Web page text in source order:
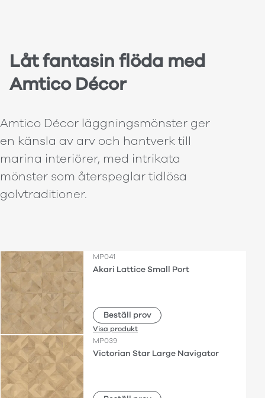
Låt fantasin flöda med
Amtico Décor
Amtico Décor läggningsmönster ger
en känsla av arv och hantverk till
marina interiörer, med intrikata
mönster som återspeglar tidlösa
golvtraditioner.
MP041
Akari Lattice Small Port
Beställ prov
Visa produkt
MP039
Victorian Star Large Navigator